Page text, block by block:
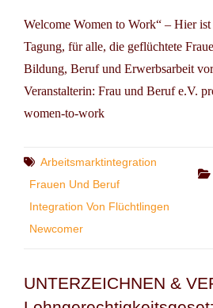
Welcome Women to Work“ – Hier
Tagung, für alle, die geflüchtete
Bildung, Beruf und Erwerbsarbeit
Veranstalterin: Frau und Beruf e.V.
women-to-work
Tags
Arbeitsmarktintegration
Frauen Und Beruf
Integration Von Flüchtlingen
Newcomer
UNTERZEICHNEN &